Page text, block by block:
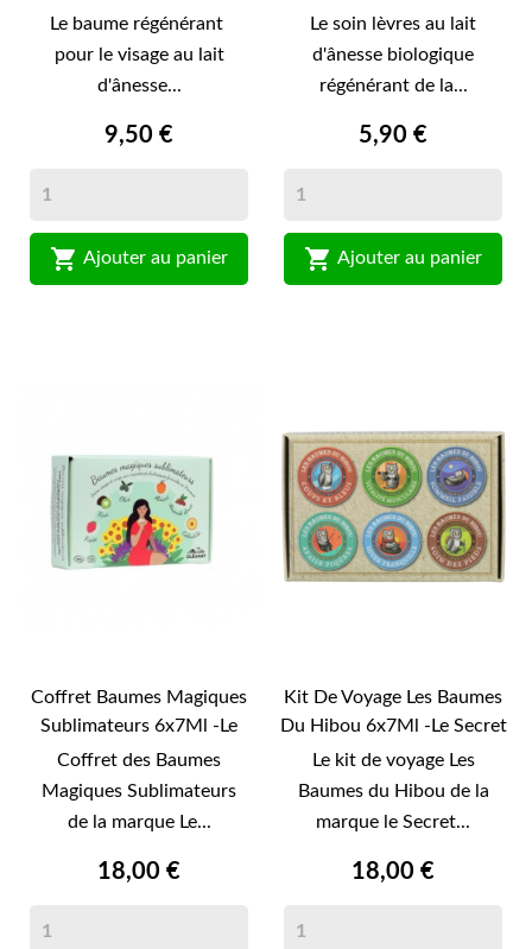
-Le Secret...
Le baume régénérant
pour le visage au lait
d'ânesse...
9,50 €
 Ajouter au panier
Naturel-
Le soin lèvres au lait
d'ânesse biologique
régénérant de la...
5,90 €
 Ajouter au panier
Coffret Baumes Magiques
Sublimateurs 6x7Ml -Le
Secret Naturel-
Coffret des Baumes
Magiques Sublimateurs
de la marque Le...
18,00 €
Kit De Voyage Les Baumes
Du Hibou 6x7Ml -Le Secret
Naturel-
Le kit de voyage Les
Baumes du Hibou de la
marque le Secret...
18,00 €